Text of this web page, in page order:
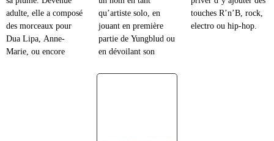
adulte, elle a composé
des morceaux pour
Dua Lipa, Anne-
Marie, ou encore
qu’artiste solo, en
jouant en première
partie de Yungblud ou
en dévoilant son
touches R’n’B, rock,
electro ou hip-hop.